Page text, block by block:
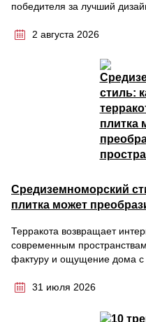
победителя за лучший
2 августа 2026
Средиземноморский
плитка может
Терракота возвращает
современным
фактуру и ощущение дома с
31 июля 2026